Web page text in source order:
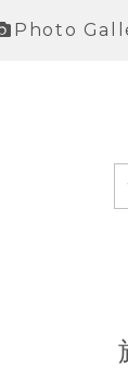
Photo